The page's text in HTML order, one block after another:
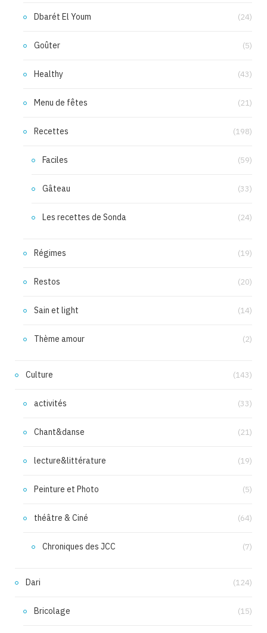
Dbarét El Youm (24)
Goûter (5)
Healthy (43)
Menu de fêtes (21)
Recettes (198)
Faciles (59)
Gâteau (33)
Les recettes de Sonda (24)
Régimes (19)
Restos (20)
Sain et light (14)
Thème amour (2)
Culture (143)
activités (33)
Chant&danse (21)
lecture&littérature (19)
Peinture et Photo (5)
théâtre & Ciné (64)
Chroniques des JCC (7)
Dari (124)
Bricolage (15)